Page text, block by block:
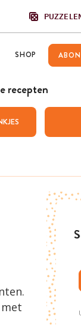
SHOP
recepten